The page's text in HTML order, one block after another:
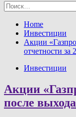
Найти:
Home
Инвестиции
Акции
отчетности за
Инвестиции
Акции
после